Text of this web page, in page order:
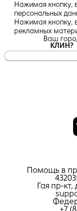
Нажимая кнопку,
персональных
Нажимая кнопку,
рекламных
Ваш
КЛИН?
Помощь в
Гая пр-
+7